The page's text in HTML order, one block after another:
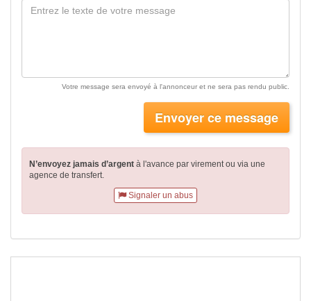
Votre message sera envoyé à l'annonceur et ne sera pas rendu public.
Envoyer ce message
N’envoyez jamais d’argent à l'avance par virementou via une
agence de transfert.
Signaler un abus